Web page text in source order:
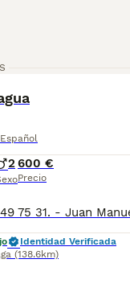
2600 €
Precio
Identidad Verificada
(138.6km)